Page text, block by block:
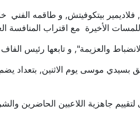
بيتكوفيتش, و طاقمه الفني
الأخيرة مع اقتراب المنافسة
والعزيمة", و تابعها رئيس الفاف
جاهزية اللاعبين الحاضرين